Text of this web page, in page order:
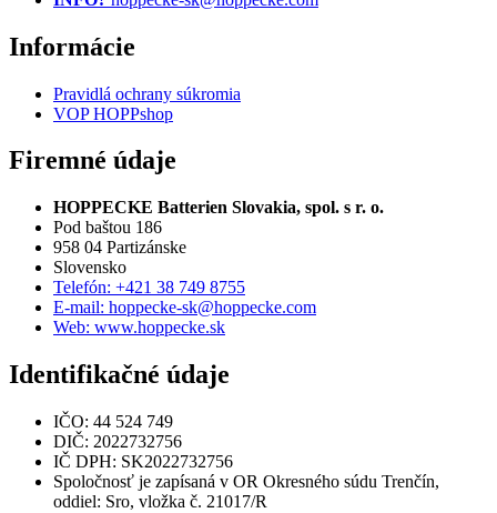
Informácie
Pravidlá ochrany súkromia
VOP HOPPshop
Firemné údaje
HOPPECKE Batterien Slovakia, spol. s r. o.
Pod baštou 186
958 04 Partizánske
Slovensko
Telefón: +421 38 749 8755
E-mail: hoppecke-sk@hoppecke.com
Web: www.hoppecke.sk
Identifikačné údaje
IČO: 44 524 749
DIČ: 2022732756
IČ DPH: SK2022732756
Spoločnosť je zapísaná v OR Okresného súdu Trenčín,
oddiel: Sro, vložka č. 21017/R